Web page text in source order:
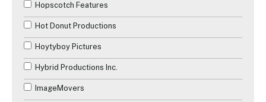
Hopscotch Features
Hot Donut Productions
Hoytyboy Pictures
Hybrid Productions Inc.
ImageMovers